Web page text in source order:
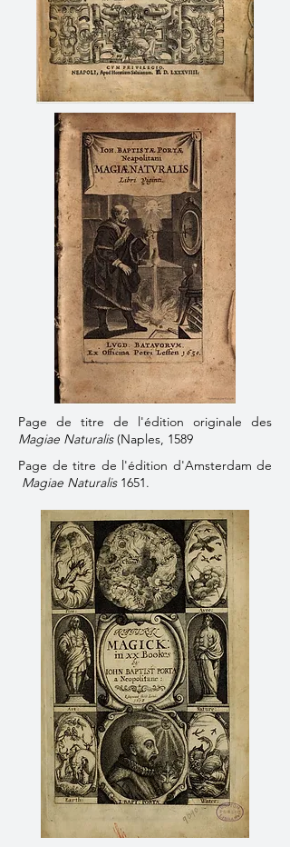
Page de titre de l'édition originale des
Magiae Naturalis(Naples, 1589
Page de titre de l'édition d'Amsterdam de
Magiae Naturalis1651.